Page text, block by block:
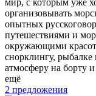
мир, с которым уже
организовывать
опытных
путешествиями и
окружающими
снорклингу,
атмосферу на борту
ещё
2 предложения